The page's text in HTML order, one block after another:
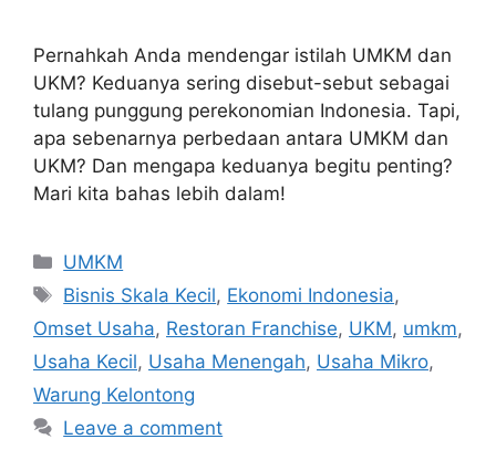
Pernahkah Anda mendengar istilah UMKM dan
UKM? Keduanya sering disebut-sebut sebagai
tulang punggung perekonomian Indonesia. Tapi,
apa sebenarnya perbedaan antara UMKM dan
UKM? Dan mengapa keduanya begitu penting?
Mari kita bahas lebih dalam!
UMKM
Bisnis Skala Kecil, Ekonomi Indonesia,
Omset Usaha, Restoran Franchise, UKM, umkm,
Usaha Kecil, Usaha Menengah, Usaha Mikro,
Warung Kelontong
Leave a comment